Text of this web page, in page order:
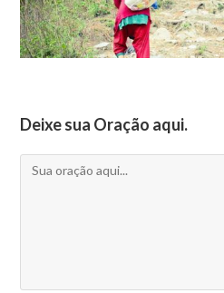
Deixe sua Oração aqui.